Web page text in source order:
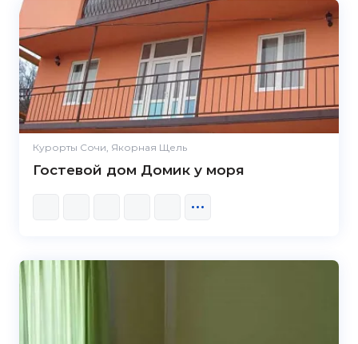
Курорты Сочи, Якорная Щель
Гостевой дом Домик у моря